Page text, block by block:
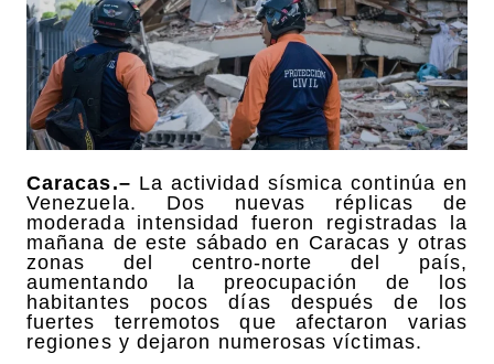
Caracas.– La actividad sísmica continúa en
Venezuela. Dos nuevas réplicas de
moderada intensidad fueron registradas la
mañana de este sábado en Caracas y otras
zonas del centro-norte del país,
aumentando la preocupación de los
habitantes pocos días después de los
fuertes terremotos que afectaron varias
regiones y dejaron numerosas víctimas.